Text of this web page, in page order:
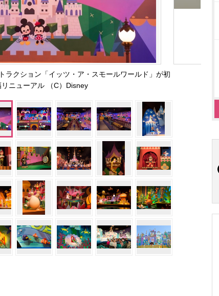
ラクション「イッツ・ア・スモールワールド」が初
ニューアル （C）Disney